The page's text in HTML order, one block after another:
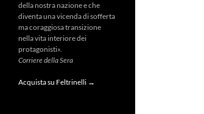
della nostra nazione e che
diventa una vicenda di sofferta
ma coraggiosa transizione
nella vita interiore dei
protagonisti».
Corriere della Sera
Acquista su Feltrinelli →